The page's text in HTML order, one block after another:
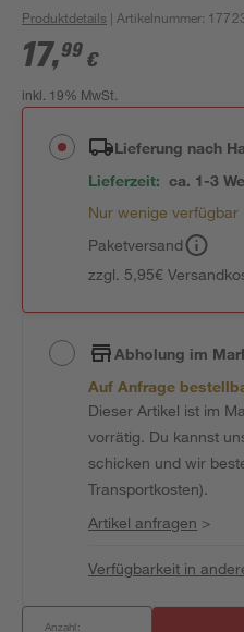
Produktdetails | Artikelnummer:
17,99 €
inkl. 19% MwSt.
Lieferung nach
Lieferzeit: ca. 1-3
Nur wenige verfügbar
Paketversand
zzgl. 5,95€
Abholung im
Auf Anfrage
Dieser Artikel ist im
vorrätig. Du kannst
schicken und wir
Transportkosten).
Artikel anfragen >
Verfügbarkeit in
Anzahl: